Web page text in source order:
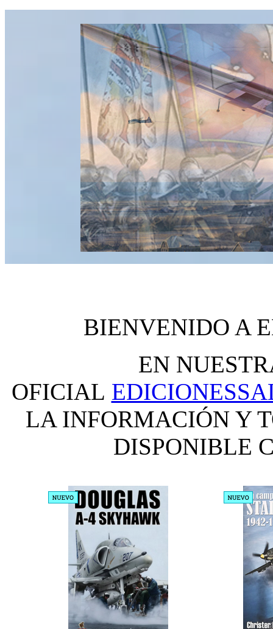
BIENVENIDO A
EN
OFICIAL
LA INFORMACIÓN Y
DISPONIBLE